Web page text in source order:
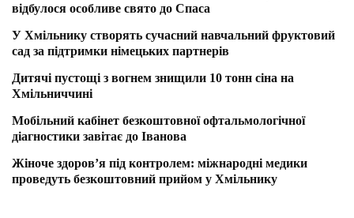
відбулося особливе свято до Спаса
У Хмільнику створять сучасний навчальний фруктовий
сад за підтримки німецьких партнерів
Дитячі пустощі з вогнем знищили 10 тонн сіна на
Хмільниччині
Мобільний кабінет безкоштовної офтальмологічної
діагностики завітає до Іванова
Жіноче здоров’я під контролем: міжнародні медики
проведуть безкоштовний прийом у Хмільнику